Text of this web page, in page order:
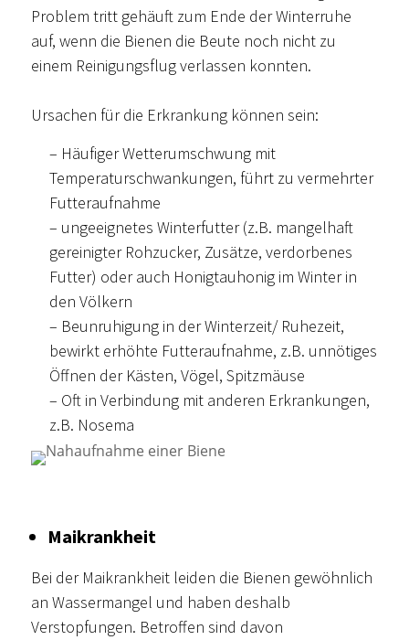
Problem tritt gehäuft zum Ende der Winterruhe
auf, wenn die Bienen die Beute noch nicht zu
einem Reinigungsflug verlassen konnten.
Ursachen für die Erkrankung können sein:
– Häufiger Wetterumschwung mit
Temperaturschwankungen, führt zu vermehrter
Futteraufnahme
– ungeeignetes Winterfutter (z.B. mangelhaft
gereinigter Rohzucker, Zusätze, verdorbenes
Futter) oder auch Honigtauhonig im Winter in
den Völkern
– Beunruhigung in der Winterzeit/ Ruhezeit,
bewirkt erhöhte Futteraufnahme, z.B. unnötiges
Öffnen der Kästen, Vögel, Spitzmäuse
– Oft in Verbindung mit anderen Erkrankungen,
z.B. Nosema
Maikrankheit
Bei der Maikrankheit leiden die Bienen gewöhnlich
an Wassermangel und haben deshalb
Verstopfungen. Betroffen sind davon